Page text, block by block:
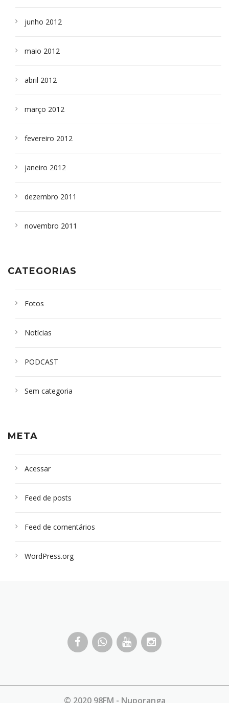
junho 2012
maio 2012
abril 2012
março 2012
fevereiro 2012
janeiro 2012
dezembro 2011
novembro 2011
CATEGORIAS
Fotos
Notícias
PODCAST
Sem categoria
META
Acessar
Feed de posts
Feed de comentários
WordPress.org
© 2020 98FM - Nuporanga